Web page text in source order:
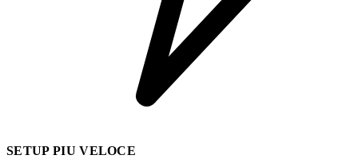
SETUP PIU VELOCE